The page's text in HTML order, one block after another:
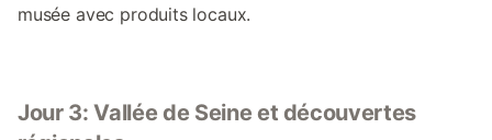
musée avec produits locaux.
Jour 3: Vallée de Seine et découvertes